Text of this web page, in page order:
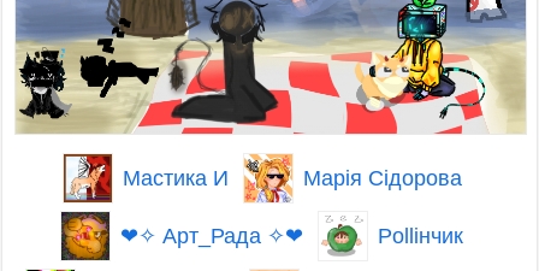
Мастика И Марiя Сiдорова
❤✧ Арт_Рада ✧❤ Polliнчик